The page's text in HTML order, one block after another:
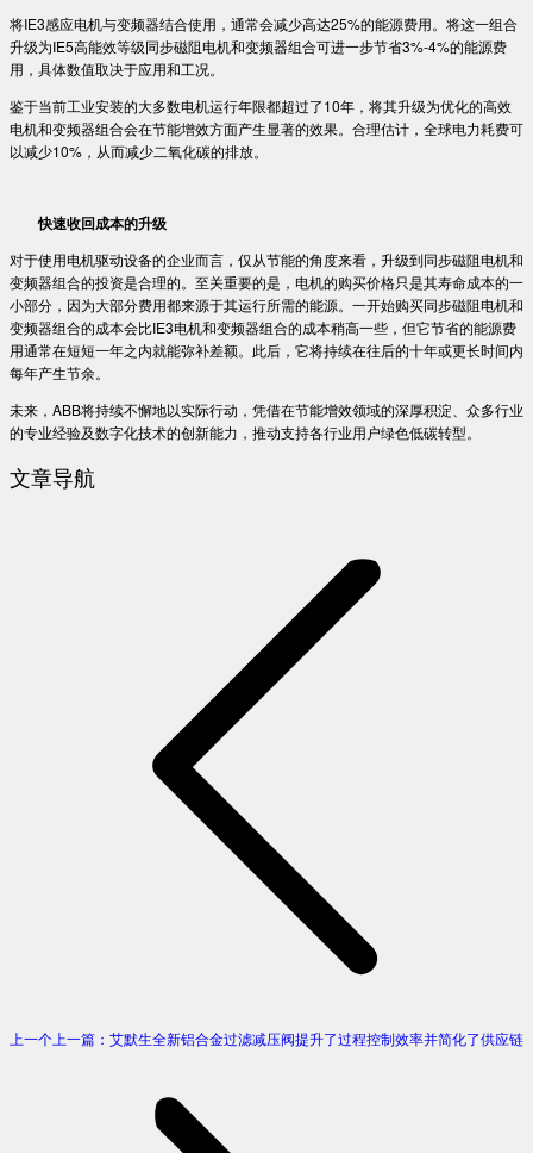
将IE3感应电机与变频器结合使用，通常会减少高达25%的能源费用。将这一组合
升级为IE5高能效等级同步磁阻电机和变频器组合可进一步节省3%-4%的能源费
用，具体数值取决于应用和工况。
鉴于当前工业安装的大多数电机运行年限都超过了10年，将其升级为优化的高效
电机和变频器组合会在节能增效方面产生显著的效果。合理估计，全球电力耗费可
以减少10%，从而减少二氧化碳的排放。
快速收回成本的升级
对于使用电机驱动设备的企业而言，仅从节能的角度来看，升级到同步磁阻电机和
变频器组合的投资是合理的。至关重要的是，电机的购买价格只是其寿命成本的一
小部分，因为大部分费用都来源于其运行所需的能源。一开始购买同步磁阻电机和
变频器组合的成本会比IE3电机和变频器组合的成本稍高一些，但它节省的能源费
用通常在短短一年之内就能弥补差额。此后，它将持续在往后的十年或更长时间内
每年产生节余。
未来，ABB将持续不懈地以实际行动，凭借在节能增效领域的深厚积淀、众多行业
的专业经验及数字化技术的创新能力，推动支持各行业用户绿色低碳转型。
文章导航
上一个 上一篇： 艾默生全新铝合金过滤减压阀提升了过程控制效率并简化了供应链